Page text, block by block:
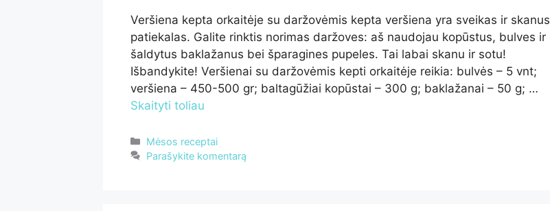
Veršiena kepta orkaitėje su daržovėmis kepta veršiena yra sveikas ir skanus
patiekalas. Galite rinktis norimas daržoves: aš naudojau kopūstus, bulves ir
šaldytus baklažanus bei šparagines pupeles. Tai labai skanu ir sotu!
Išbandykite! Veršienai su daržovėmis kepti orkaitėje reikia: bulvės – 5 vnt;
veršiena – 450-500 gr; baltagūžiai kopūstai – 300 g; baklažanai – 50 g; …
Skaityti toliau
Kategorijos
Mėsos receptai
Parašykite komentarą